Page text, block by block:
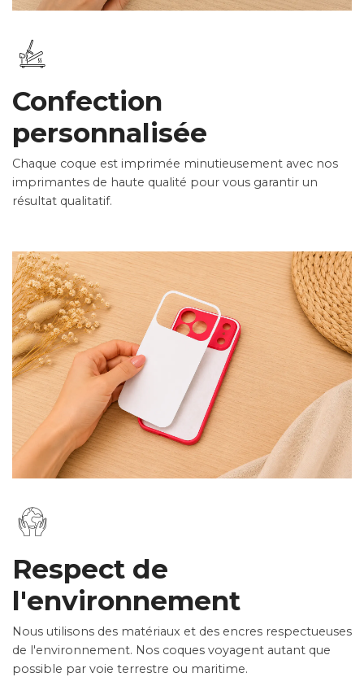
Confection
personnalisée
Chaque coque est imprimée minutieusement avec nos
imprimantes de haute qualité pour vous garantir un
résultat qualitatif.
Respect de
l'environnement
Nous utilisons des matériaux et des encres respectueuses
de l'environnement. Nos coques voyagent autant que
possible par voie terrestre ou maritime.